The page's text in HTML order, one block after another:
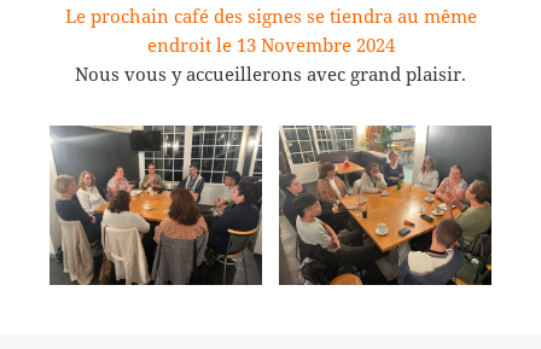
Le prochain café des signes se tiendra au même
endroit le 13 Novembre 2024
Nous vous y accueillerons avec grand plaisir.